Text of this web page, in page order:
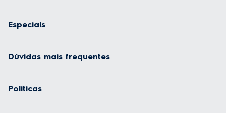
Especiais
Dúvidas mais frequentes
Políticas